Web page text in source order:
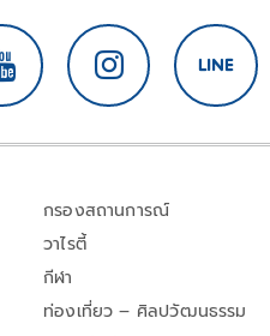
กรองสถานการณ์
วาไรตี้
กีฬา
ท่องเที่ยว – ศิลปวัฒนธรรม